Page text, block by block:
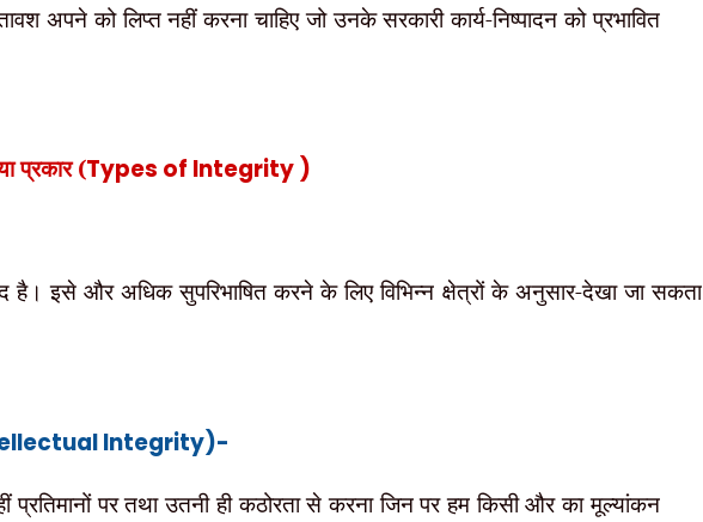
अपने को लिप्त नहीं करना चाहिए जो उनके सरकारी कार्य-निष्पादन को प्रभावित
प्रकार (Types of Integrity )
है। इसे और अधिक सुपरिभाषित करने के लिए विभिन्न क्षेत्रों के अनुसार-देखा जा सकता
Integrity)-
प्रतिमानों पर तथा उतनी ही कठोरता से करना जिन पर हम किसी और का मूल्यांकन